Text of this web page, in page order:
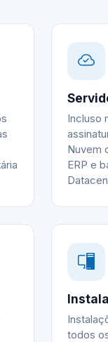
Incluso
Nuvem
ERP e
todos